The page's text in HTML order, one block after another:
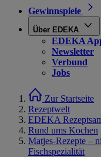
Gewinnspiele
Über EDEKA
EDEKA
Newsletter
Verbund
Jobs
Zur Startseite
Rezeptwelt
EDEKA
Rund ums Kochen
Matjes-Rezepte –
Fischspezialität